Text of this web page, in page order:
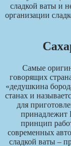
сладкой ваты и
организации
Самые
говорящих
«дедушкина
станах и
для
принадлежит
принцип
современных
сладкой ваты –